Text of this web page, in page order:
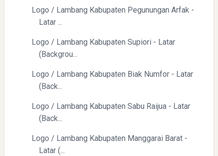
Logo / Lambang Kabupaten Pegunungan Arfak -
Latar ...
Logo / Lambang Kabupaten Supiori - Latar
(Backgrou...
Logo / Lambang Kabupaten Biak Numfor - Latar
(Back...
Logo / Lambang Kabupaten Sabu Raijua - Latar
(Back...
Logo / Lambang Kabupaten Manggarai Barat -
Latar (...